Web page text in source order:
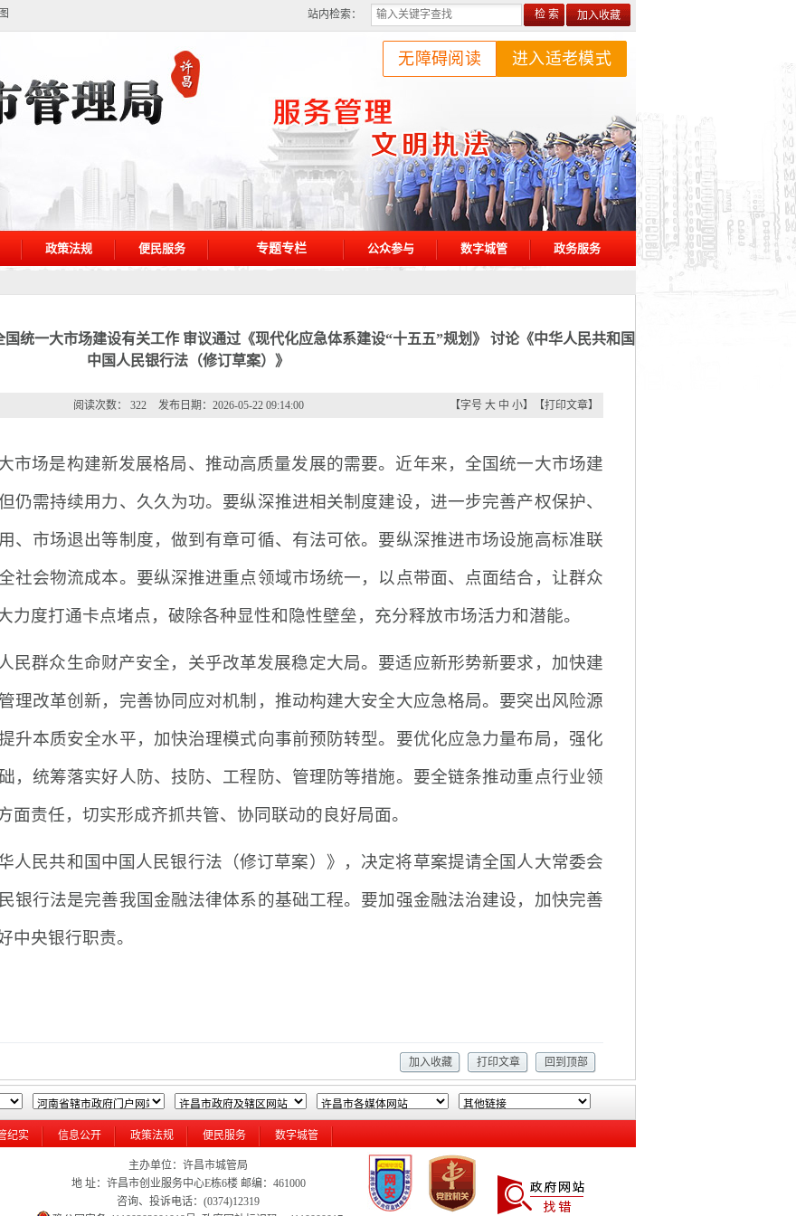
进入适老模式
无障碍阅读
站内检索： 加入收藏
政策法规 便民服务 专题专栏 公众参与 数字城管 政务服务
统一大市场建设有关工作 审议通过《现代化应急体系建设“十五五”规划》 讨论《中华人民共和国
中国人民银行法（修订草案）》
阅读次数： 322 发布日期：2026-05-22 09:14:00 【字号 大 中 小】 【打印文章】
市场是构建新发展格局、推动高质量发展的需要。近年来，全国统一大市场建
仍需持续用力、久久为功。要纵深推进相关制度建设，进一步完善产权保护、
、市场退出等制度，做到有章可循、有法可依。要纵深推进市场设施高标准联
社会物流成本。要纵深推进重点领域市场统一，以点带面、点面结合，让群众
力度打通卡点堵点，破除各种显性和隐性壁垒，充分释放市场活力和潜能。
民群众生命财产安全，关乎改革发展稳定大局。要适应新形势新要求，加快建
理改革创新，完善协同应对机制，推动构建大安全大应急格局。要突出风险源
升本质安全水平，加快治理模式向事前预防转型。要优化应急力量布局，强化
，统筹落实好人防、技防、工程防、管理防等措施。要全链条推动重点行业领
面责任，切实形成齐抓共管、协同联动的良好局面。
人民共和国中国人民银行法（修订草案）》，决定将草案提请全国人大常委会
银行法是完善我国金融法律体系的基础工程。要加强金融法治建设，加快完善
中央银行职责。
加入收藏 打印文章 回到顶部
纪实 信息公开 政策法规 便民服务 数字城管
主办单位：许昌市城管局
地 址：许昌市创业服务中心E栋6楼 邮编：461000
咨询、投诉电话：(0374)12319